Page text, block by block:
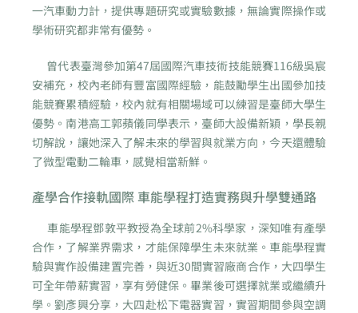
一汽車動力計，提供專題研究或實驗數據，無論實際操作或
學術研究都非常有優勢。
曾代表臺灣參加第47屆國際汽車技術技能競賽116級吳宸
安補充，校內老師有豐富國際經驗，能鼓勵學生出國參加技
能競賽累積經驗，校內就有相關場域可以練習是臺師大學生
優勢。南港高工郭蘋儀同學表示，臺師大設備新穎，學長親
切解說，讓她深入了解未來的學習與就業方向，今天還體驗
了微型電動二輪車，感覺相當新鮮。
產學合作接軌國際 車能學程打造實務與升學雙通路
車能學程鄧敦平教授為全球前2%科學家，深知唯有產學
合作，了解業界需求，才能保障學生未來就業。車能學程實
驗與實作設備建置完善，與近30間實習廠商合作，大四學生
可全年帶薪實習，享有勞健保。畢業後可選擇就業或繼續升
學。劉彥興分享，大四赴松下電器實習，實習期間參與空調